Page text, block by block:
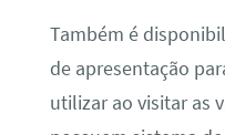
Também é
de apresentação
utilizar ao visitar as